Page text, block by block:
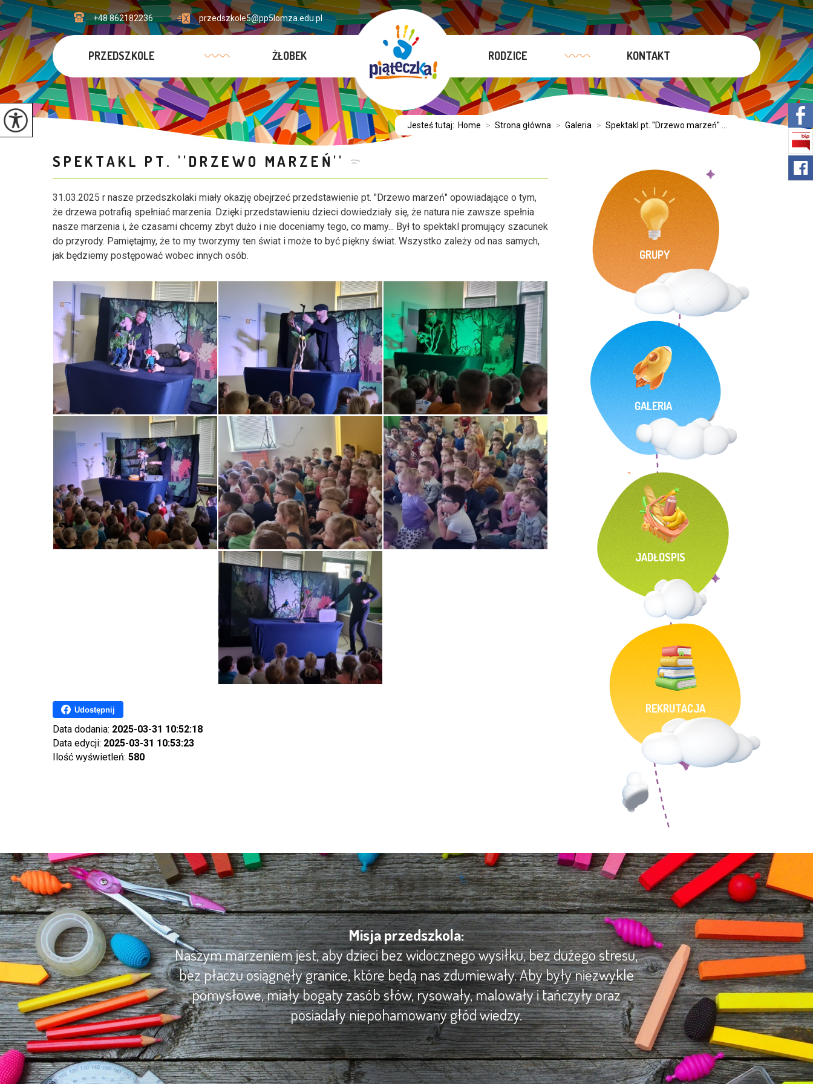
przedszkole5@pp5lomza.edu.pl
+48 862182236
PRZEDSZKOLE ŻŁOBEK RODZICE KONTAKT
Jesteś tutaj: Home > Strona główna > Galeria > Spektakl pt. ''Drzewo marzeń'' ...
SPEKTAKL PT. ''DRZEWO MARZEŃ''
31.03.2025 r nasze przedszkolaki miały okazję obejrzeć przedstawienie pt. "Drzewo marzeń" opowiadające o tym,
że drzewa potrafią spełniać marzenia. Dzięki przedstawieniu dzieci dowiedziały się, że natura nie zawsze spełnia
nasze marzenia i, że czasami chcemy zbyt dużo i nie doceniamy tego, co mamy... Był to spektakl promujący szacunek
do przyrody. Pamiętajmy, że to my tworzymy ten świat i może to być piękny świat. Wszystko zależy od nas samych,
jak będziemy postępować wobec innych osób.
Udostępnij
Data dodania: 2025-03-31 10:52:18
Data edycji: 2025-03-31 10:53:23
Ilość wyświetleń: 580
GRUPY
GALERIA
JADŁOSPIS
REKRUTACJA
Misja przedszkola:
Naszym marzeniem jest, aby dzieci bez widocznego wysiłku, bez dużego stresu,
bez płaczu osiągnęły granice, które będą nas zdumiewały. Aby były niezwykle
pomysłowe, miały bogaty zasób słów, rysowały, malowały i tańczyły oraz
posiadały niepohamowany głód wiedzy.